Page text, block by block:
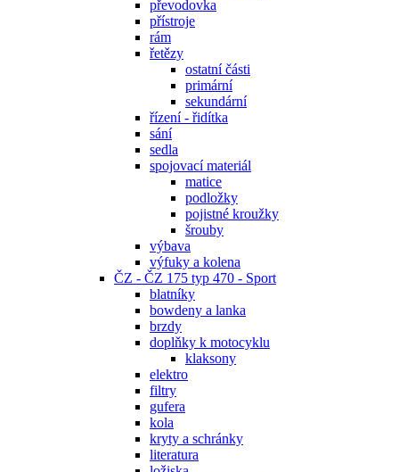
převodovka
přístroje
rám
řetězy
ostatní části
primární
sekundární
řízení - řidítka
sání
sedla
spojovací materiál
matice
podložky
pojistné kroužky
šrouby
výbava
výfuky a kolena
ČZ - ČZ 175 typ 470 - Sport
blatníky
bowdeny a lanka
brzdy
doplňky k motocyklu
klaksony
elektro
filtry
gufera
kola
kryty a schránky
literatura